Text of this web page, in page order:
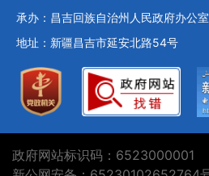
承办：昌吉回族自治州人民政府办公
地址：新疆昌吉市延安北路54号
政府网站标识码：6523000001